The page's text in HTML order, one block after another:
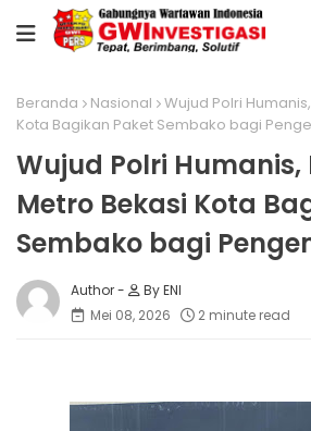
Beranda Nasional
Wujud Polri
Kota Bagikan Paket Sembako bagi
Wujud Polri Humanis,
Metro Bekasi Kota
Sembako bagi
By ENI
Mei 08, 2026
2 minute read